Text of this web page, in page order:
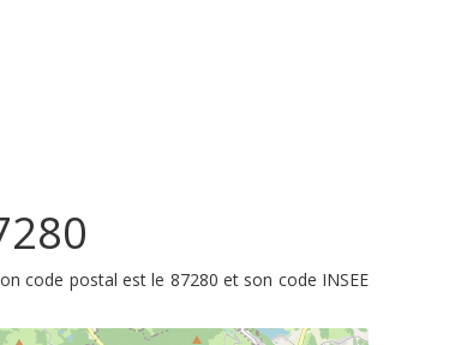
code postal est le 87280 et son code INSEE